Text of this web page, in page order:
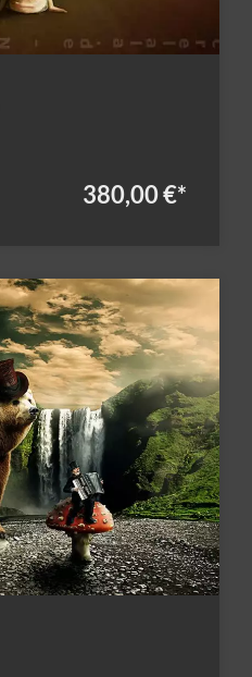
380,00 €*